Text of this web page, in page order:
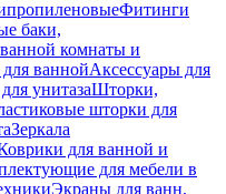
Фитинги
баки,
комнаты и
для ваннойАксессуары для
унитазаШторки,
шторки для
Зеркала
для ванной и
для мебели в
Экраны для ванн,